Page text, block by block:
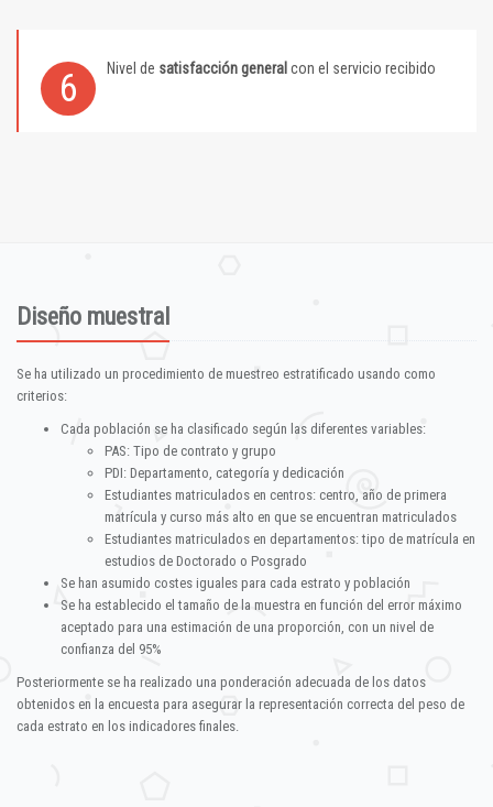
6 Nivel de satisfacción general con el servicio recibido
Diseño muestral
Se ha utilizado un procedimiento de muestreo estratificado usando como
criterios:
Cada población se ha clasificado según las diferentes variables:
PAS: Tipo de contrato y grupo
PDI: Departamento, categoría y dedicación
Estudiantes matriculados en centros: centro, año de primera
matrícula y curso más alto en que se encuentran matriculados
Estudiantes matriculados en departamentos: tipo de matrícula en
estudios de Doctorado o Posgrado
Se han asumido costes iguales para cada estrato y población
Se ha establecido el tamaño de la muestra en función del error máximo
aceptado para una estimación de una proporción, con un nivel de
confianza del 95%
Posteriormente se ha realizado una ponderación adecuada de los datos
obtenidos en la encuesta para asegurar la representación correcta del peso de
cada estrato en los indicadores finales.